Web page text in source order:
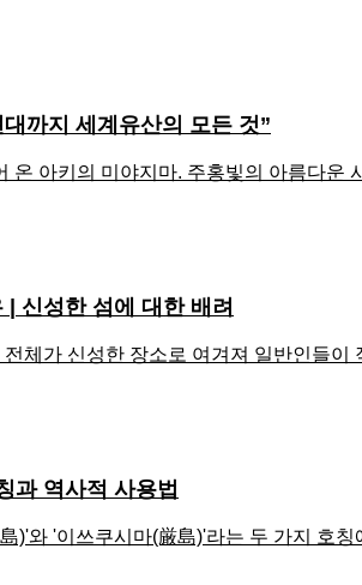
까지 세계유산의 모든 것”
온 아키의 미야지마. 주홍빛의 아름다
신성한 섬에 대한 배려
체가 신성한 장소로 여겨져 일반인들
과 역사적 사용법
)'와 '이쓰쿠시마(厳島)'라는 두 가지 호